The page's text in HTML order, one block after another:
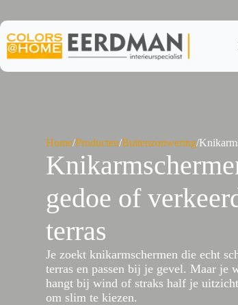
de
inhoud
Home/Producten/Buitenzonwering/
gedoe of
terras
Je zoekt knikarmschermen die echt
terras en passen bij je gevel. Maar je
hangt bij wind of straks half je
om slim te kiezen.